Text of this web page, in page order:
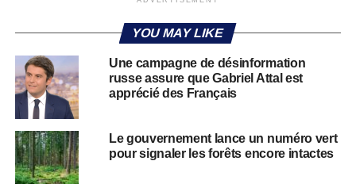
YOU MAY LIKE
Une campagne de désinformation
russe assure que Gabriel Attal est
apprécié des Français
Le gouvernement lance un numéro vert
pour signaler les forêts encore intactes